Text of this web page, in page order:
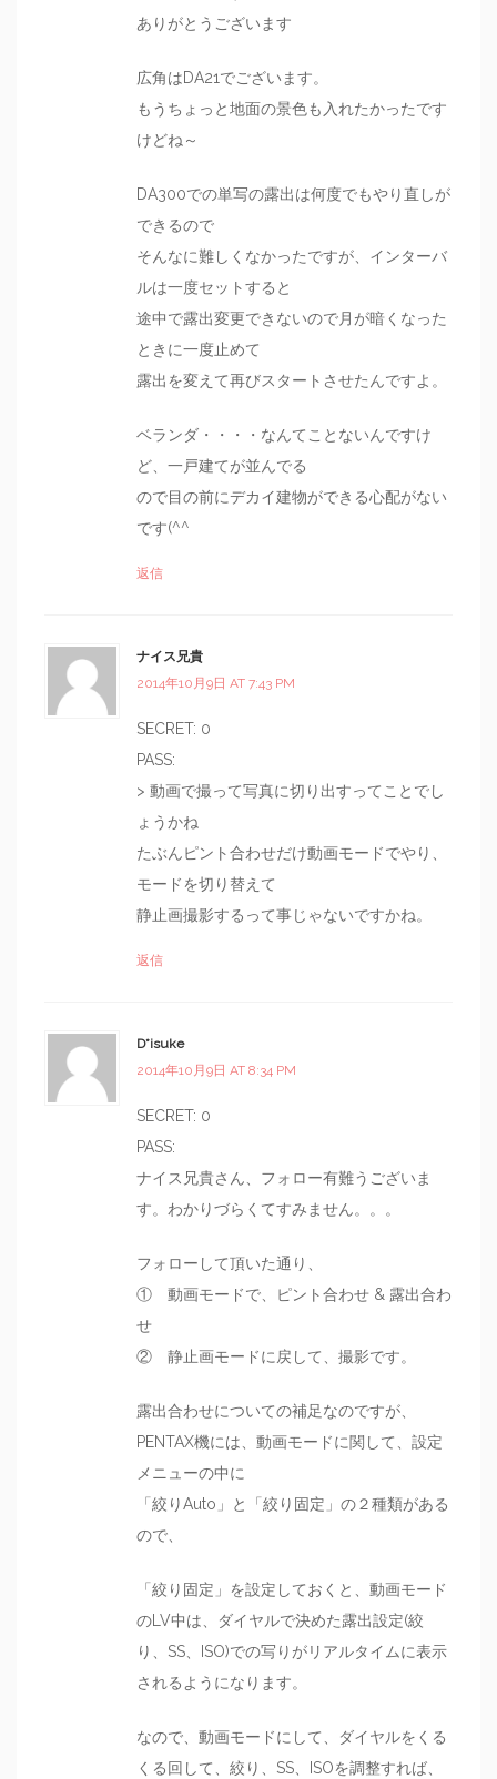
ありがとうございます
広角はDA21でございます。
もうちょっと地面の景色も入れたかったです
けどね～
DA300での単写の露出は何度でもやり直しが
できるので
そんなに難しくなかったですが、インターバ
ルは一度セットすると
途中で露出変更できないので月が暗くなった
ときに一度止めて
露出を変えて再びスタートさせたんですよ。
ベランダ・・・・なんてことないんですけ
ど、一戸建てが並んでる
ので目の前にデカイ建物ができる心配がない
です(^^
返信
ナイス兄貴
2014年10月9日 AT 7:43 PM
SECRET: 0
PASS:
> 動画で撮って写真に切り出すってことでし
ょうかね
たぶんピント合わせだけ動画モードでやり、
モードを切り替えて
静止画撮影するって事じゃないですかね。
返信
D*isuke
2014年10月9日 AT 8:34 PM
SECRET: 0
PASS:
ナイス兄貴さん、フォロー有難うございま
す。わかりづらくてすみません。。。
フォローして頂いた通り、
① 動画モードで、ピント合わせ & 露出合わ
せ
② 静止画モードに戻して、撮影です。
露出合わせについての補足なのですが、
PENTAX機には、動画モードに関して、設定
メニューの中に
「絞りAuto」と「絞り固定」の２種類がある
ので、
「絞り固定」を設定しておくと、動画モード
のLV中は、ダイヤルで決めた露出設定(絞
り、SS、ISO)での写りがリアルタイムに表示
されるようになります。
なので、動画モードにして、ダイヤルをくる
くる回して、絞り、SS、ISOを調整すれば、